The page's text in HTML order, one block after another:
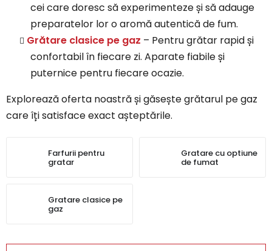
cei care doresc să experimenteze și să adauge
preparatelor lor o aromă autentică de fum.
Grătare clasice pe gaz – Pentru grătar rapid și
confortabil în fiecare zi. Aparate fiabile și
puternice pentru fiecare ocazie.
Explorează oferta noastră și găsește grătarul pe gaz
care îți satisface exact așteptările.
Farfurii pentru
gratar
Gratare cu optiune
de fumat
Gratare clasice pe
gaz